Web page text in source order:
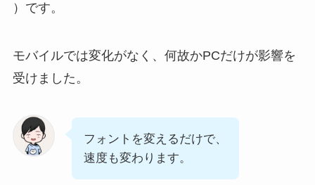
）です。
モバイルでは変化がなく、何故かPCだけが影響を
受けました。
フォントを変えるだけで、
速度も変わります。